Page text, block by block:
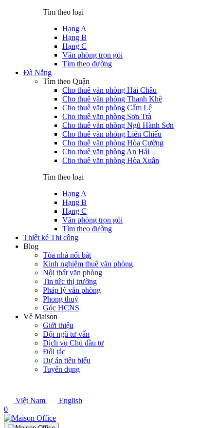
Tìm theo loại
Hạng A
Hạng B
Hạng C
Văn phòng trọn gói
Tìm theo đường
Đà Nẵng
Tìm theo Quận
Cho thuê văn phòng Hải Châu
Cho thuê văn phòng Thanh Khê
Cho thuê văn phòng Cẩm Lệ
Cho thuê văn phòng Sơn Trà
Cho thuê văn phòng Ngũ Hành Sơn
Cho thuê văn phòng Liên Chiểu
Cho thuê văn phòng Hòa Cường
Cho thuê văn phòng An Hải
Cho thuê văn phòng Hòa Xuân
Tìm theo loại
Hạng A
Hạng B
Hạng C
Văn phòng trọn gói
Tìm theo đường
Thiết kế Thi công
Blog
Tòa nhà nổi bật
Kinh nghiệm thuê văn phòng
Nội thất văn phòng
Tin tức thị trường
Pháp lý văn phòng
Phong thuỷ
Góc HCNS
Về Maison
Giới thiệu
Đội ngũ tư vấn
Dịch vụ Chủ đầu tư
Đối tác
Dự án tiêu biểu
Tuyển dụng
Việt Nam
English
0